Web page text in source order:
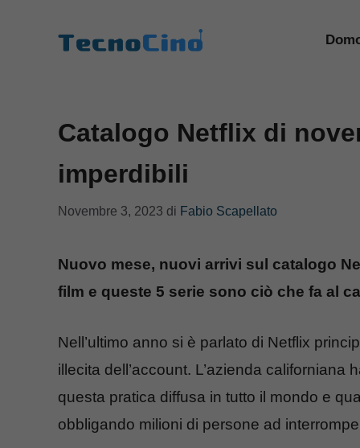
Catalogo Netflix di
imperdibili
Novembre 3, 2023 di Fabio Scapellato
Nuovo mese, nuovi arrivi sul catalogo
film e queste 5 serie sono ciò che fa al
Nell’ultimo anno si è parlato di Netflix
illecita dell’account. L’azienda
questa pratica diffusa in tutto il mondo e
obbligando milioni di persone ad